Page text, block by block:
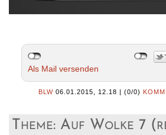
Als Mail versenden
BLW 06.01.2015, 12.18 | (0/0)
Theme: Auf Wolke 7